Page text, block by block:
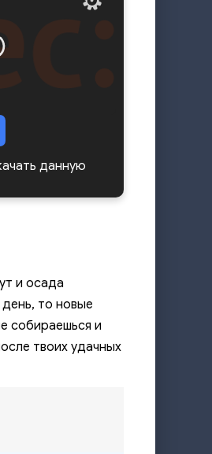
данную
и осада
то новые
собираешься и
твоих удачных